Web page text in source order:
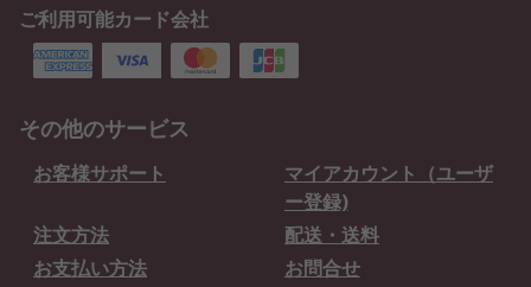
ご利用可能カード会社
その他のサービス
お客様サポート
マイアカウント（ユーザ
ー登録)
注文方法
配送・送料
お支払い方法
お問合せ